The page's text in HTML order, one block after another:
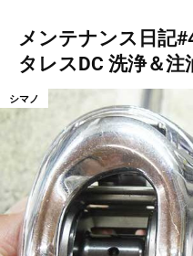
メンテナンス日記
タレスDC 洗浄＆注
シマノ